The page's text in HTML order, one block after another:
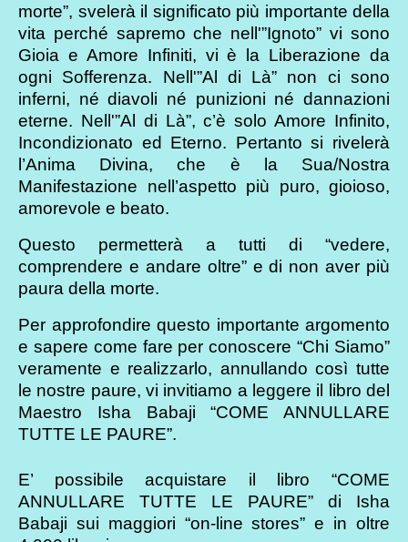
morte”, svelerà il significato più importante della
vita perché sapremo che nell'”Ignoto” vi sono
Gioia e Amore Infiniti, vi è la Liberazione da
ogni Sofferenza. Nell'”Al di Là” non ci sono
inferni, né diavoli né punizioni né dannazioni
eterne. Nell'”Al di Là”, c’è solo Amore Infinito,
Incondizionato ed Eterno. Pertanto si rivelerà
l’Anima Divina, che è la Sua/Nostra
Manifestazione nell’aspetto più puro, gioioso,
amorevole e beato.
Questo permetterà a tutti di “vedere,
comprendere e andare oltre” e di non aver più
paura della morte.
Per approfondire questo importante argomento
e sapere come fare per conoscere “Chi Siamo”
veramente e realizzarlo, annullando così tutte
le nostre paure, vi invitiamo a leggere il libro del
Maestro Isha Babaji “COME ANNULLARE
TUTTE LE PAURE”.
E’ possibile acquistare il libro “COME
ANNULLARE TUTTE LE PAURE” di Isha
Babaji sui maggiori “on-line stores” e in oltre